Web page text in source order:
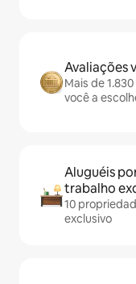
Avaliações
Mais de
você a
Aluguéis
trabalho
10
exclusivo